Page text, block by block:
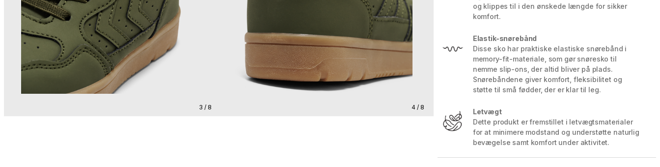
3 / 8 4 / 8
og klippes til i den ønskede længde for sikker
komfort.
Elastik-snørebånd
Disse sko har praktiske elastiske snørebånd i
memory-fit-materiale, som gør snøresko til
nemme slip-ons, der altid bliver på plads.
Snørebåndene giver komfort, fleksibilitet og
støtte til små fødder, der er klar til leg.
Letvægt
Dette produkt er fremstillet i letvægtsmaterialer
for at minimere modstand og understøtte naturlig
bevægelse samt komfort under aktivitet.